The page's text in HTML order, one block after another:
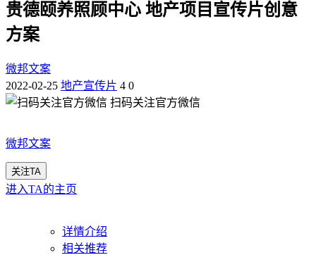
贵德颐养照顾中心 地产项目宣传片创意
方案
微邦文案
2022-02-25 地产宣传片 4 0
扫码关注官方微信
微邦文案
关注TA
进入TA的主页
详情介绍
相关推荐